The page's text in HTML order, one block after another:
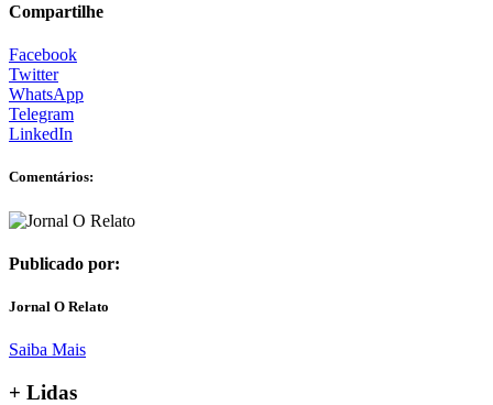
Compartilhe
Facebook
Twitter
WhatsApp
Telegram
LinkedIn
Comentários:
Publicado por:
Jornal O Relato
Saiba Mais
+ Lidas